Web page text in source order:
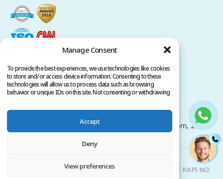
Manage Consent
To provide the best experiences, we use technologies like cookies
to store and/or access device information. Consenting to these
technologies will allow us to process data such as browsing
behavior or unique IDs on this site. Not consenting or withdrawing
Accept
Deny
View preferences
Условия обслуживания
Авторские права принадлежат www.clinicana.com, 2026.
Все права защищены.
HACIAHMET MAH. KURTULUS DERESI CAD. NO: 15 -21 IC KAPI NO: